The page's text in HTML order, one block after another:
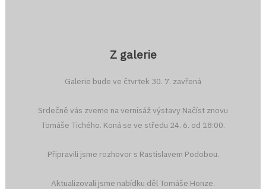
Z galerie
Galerie bude ve čtvrtek 30. 7. zavřená
Srdečně vás zveme na vernisáž výstavy Načíst znovu
Tomáše Tichého. Koná se ve středu 24. 6. od 18:00.
Připravili jsme rozhovor s Rastislavem Podobou.
Aktualizovali jsme nabídku děl Tomáše Honze.